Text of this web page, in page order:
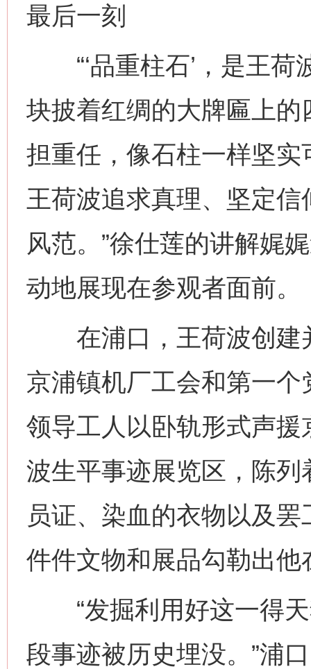
最后一刻
“‘品重柱石’，是王荷
块披着红绸的大牌匾上
担重任，像石柱一样坚
王荷波追求真理、坚定
风范。”徐仕莲的讲解娓
动地展现在参观者面前。
在浦口，王荷波创建
京浦镇机厂工会和第一
领导工人以卧轨形式声
波生平事迹展览区，陈
员证、染血的衣物以及
件件文物和展品勾勒出
“发掘利用好这一得天
段事迹被历史埋没。”浦